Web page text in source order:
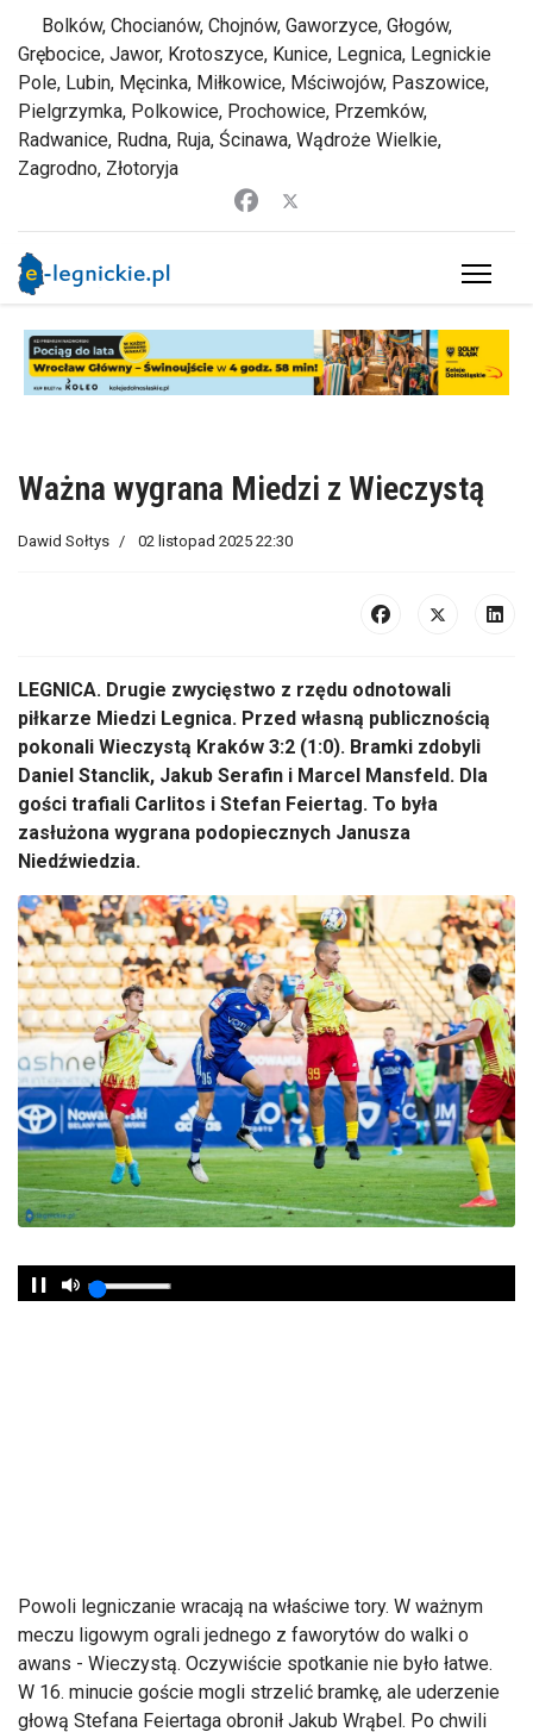
Bolków, Chocianów, Chojnów, Gaworzyce, Głogów,
Grębocice, Jawor, Krotoszyce, Kunice, Legnica, Legnickie
Pole, Lubin, Męcinka, Miłkowice, Mściwojów, Paszowice,
Pielgrzymka, Polkowice, Prochowice, Przemków,
Radwanice, Rudna, Ruja, Ścinawa, Wądroże Wielkie,
Zagrodno, Złotoryja
Ważna wygrana Miedzi z Wieczystą
Dawid Sołtys 02 listopad 2025 22:30
LEGNICA. Drugie zwycięstwo z rzędu odnotowali
piłkarze Miedzi Legnica. Przed własną publicznością
pokonali Wieczystą Kraków 3:2 (1:0). Bramki zdobyli
Daniel Stanclik, Jakub Serafin i Marcel Mansfeld. Dla
gości trafiali Carlitos i Stefan Feiertag. To była
zasłużona wygrana podopiecznych Janusza
Niedźwiedzia.
Powoli legniczanie wracają na właściwe tory. W ważnym
meczu ligowym ograli jednego z faworytów do walki o
awans - Wieczystą. Oczywiście spotkanie nie było łatwe.
W 16. minucie goście mogli strzelić bramkę, ale uderzenie
głową Stefana Feiertaga obronił Jakub Wrąbel. Po chwili